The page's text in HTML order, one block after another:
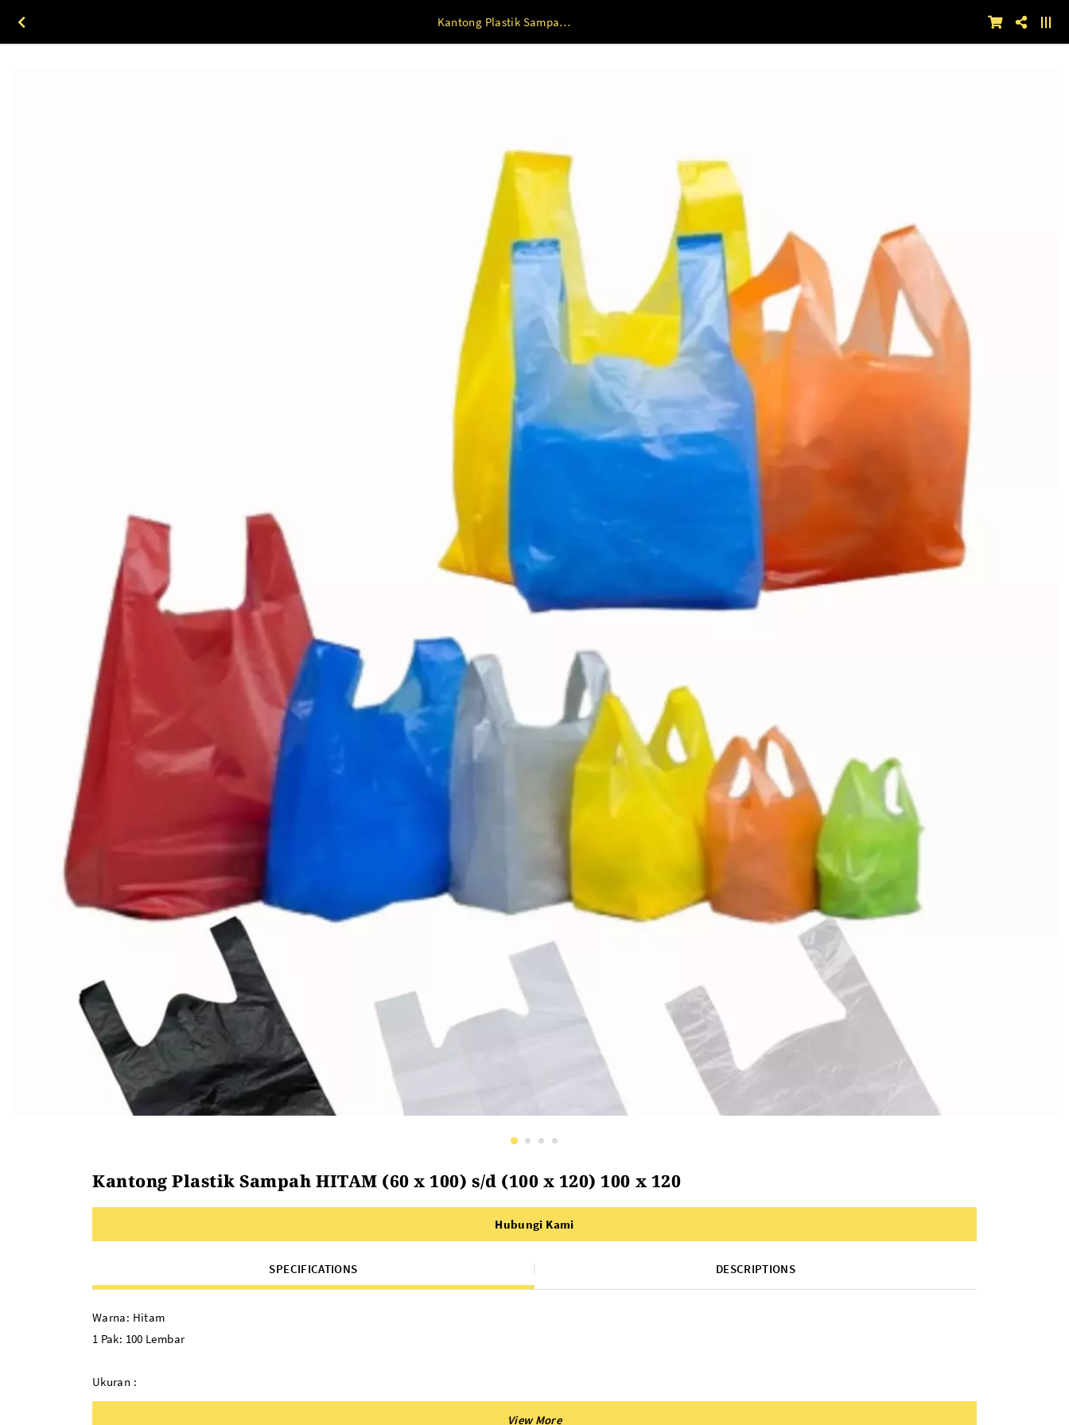
Kantong Plastik Sampah HITAM (60 x 100) s/d (100 x 120) 100 x 120
Kantong Plastik Sampah HITAM (60 x 100) s/d (100 x 120) 100 x 120
Hubungi Kami
SPECIFICATIONS DESCRIPTIONS
Warna: Hitam
1 Pak: 100 Lembar
Ukuran :
Kantong Plastik Sampah 60 x 100